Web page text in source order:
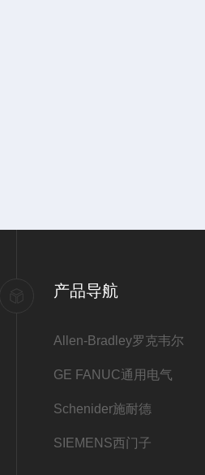
产品导航
Allen-Bradley罗克韦尔
GE FANUC通用电气
Schenider施耐德
SIEMENS西门子